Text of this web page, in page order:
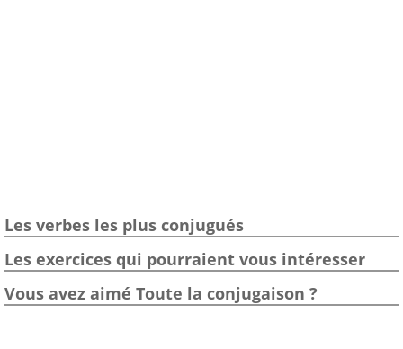
Les verbes les plus conjugués
Les exercices qui pourraient vous intéresser
Vous avez aimé Toute la conjugaison ?